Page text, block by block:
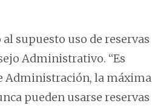
supuesto uso de reservas
Administrativo. “Es
Administración, la máxima
pueden usarse reservas